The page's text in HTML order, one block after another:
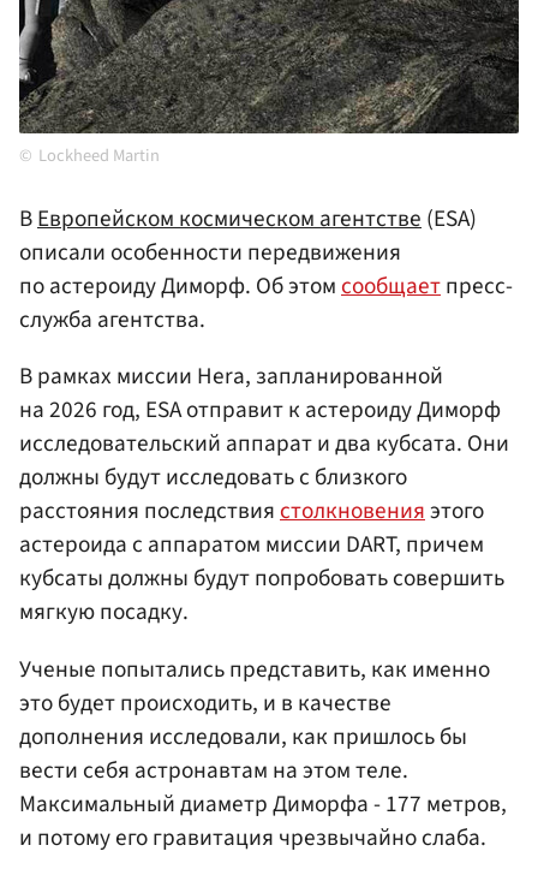
Lockheed Martin
ВЕвропейском космическом агентстве(ESA)
описали особенности передвижения
по астероиду Диморф. Об этомсообщаетпресс-
служба агентства.
В рамках миссии Hera, запланированной
на 2026 год, ESA отправит к астероиду Диморф
исследовательский аппарат и два кубсата. Они
должны будут исследовать с близкого
расстояния последствиястолкновенияэтого
астероида с аппаратом миссии DART, причем
кубсаты должны будут попробовать совершить
мягкую посадку.
Ученые попытались представить, как именно
это будет происходить, и в качестве
дополнения исследовали, как пришлось бы
вести себя астронавтам на этом теле.
Максимальный диаметр Диморфа - 177 метров,
и потому его гравитация чрезвычайно слаба.